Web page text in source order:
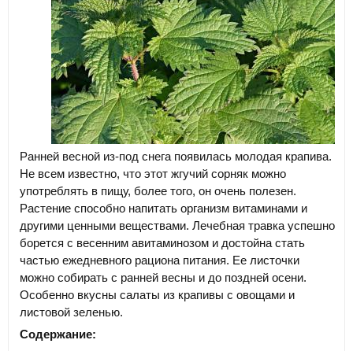
Ранней весной из-под снега появилась молодая крапива.
Не всем известно, что этот жгучий сорняк можно
употреблять в пищу, более того, он очень полезен.
Растение способно напитать организм витаминами и
другими ценными веществами. Лечебная травка успешно
борется с весенним авитаминозом и достойна стать
частью ежедневного рациона питания. Ее листочки
можно собирать с ранней весны и до поздней осени.
Особенно вкусны салаты из крапивы с овощами и
листовой зеленью.
Содержание: